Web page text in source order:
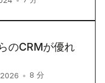
のCRMが優れ
• 8 分